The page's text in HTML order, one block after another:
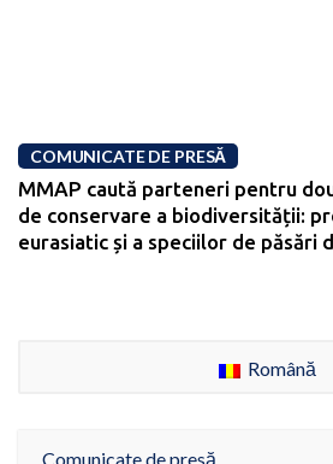
COMUNICATE DE PRESĂ
MMAP caută parteneri pentru
de conservare a biodiversității:
eurasiatic și a speciilor de păsări
Română
Comunicate de presă